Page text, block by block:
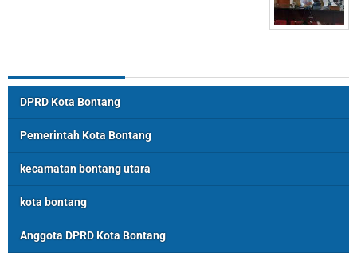
DPRD Kota Bontang
Pemerintah Kota Bontang
kecamatan bontang utara
kota bontang
Anggota DPRD Kota Bontang